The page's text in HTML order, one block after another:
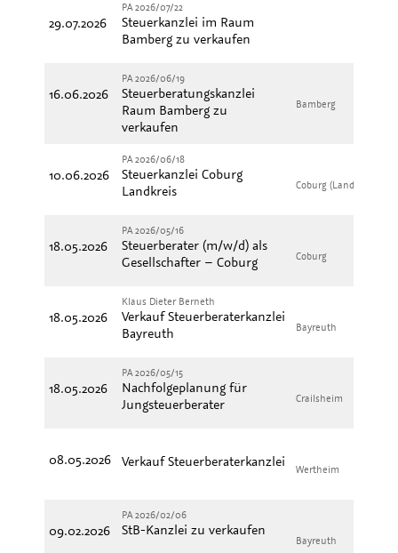
29.07.2026
PA 2026/07/22
Steuerkanzlei im Raum
Bamberg zu verkaufen
16.06.2026
PA 2026/06/19
Steuerberatungskanzlei
Raum Bamberg zu
verkaufen
Bamberg
10.06.2026
PA 2026/06/18
Steuerkanzlei Coburg
Landkreis
Coburg (Landkreis)
18.05.2026
PA 2026/05/16
Steuerberater (m/w/d) als
Gesellschafter – Coburg
Coburg
18.05.2026
Klaus Dieter Berneth
Verkauf Steuerberaterkanzlei
Bayreuth
Bayreuth
18.05.2026
PA 2026/05/15
Nachfolgeplanung für
Jungsteuerberater
Crailsheim
08.05.2026 Verkauf Steuerberaterkanzlei
Wertheim
09.02.2026
PA 2026/02/06
StB-Kanzlei zu verkaufen
Bayreuth